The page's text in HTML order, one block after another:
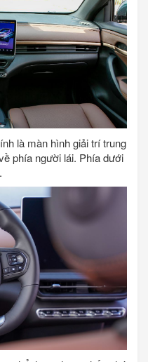
là màn hình giải trí trung
phía người lái. Phía dưới